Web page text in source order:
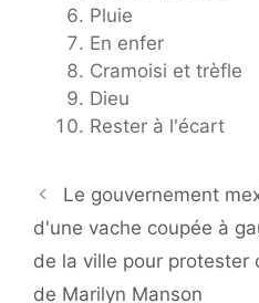
Pluie
En enfer
Cramoisi et trèfle
Dieu
Rester à l'écart
Le gouvernement
d'une vache coupée à
de la ville pour protester
de Marilyn Manson